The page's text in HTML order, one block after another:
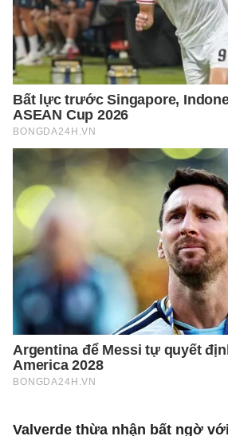
Valverde thừa nhận bất ngờ